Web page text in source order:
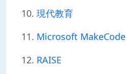
10. 現代教育
11. Microsoft MakeCode
12. RAISE